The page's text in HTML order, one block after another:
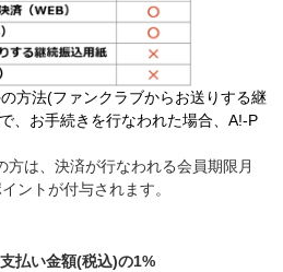
方法(ファンクラブからお送りする継
、お手続きを行なわれた場合、A!-P
方は、決済が行なわれる会員期限月
ントが付与されます。
払い金額(税込)の1%